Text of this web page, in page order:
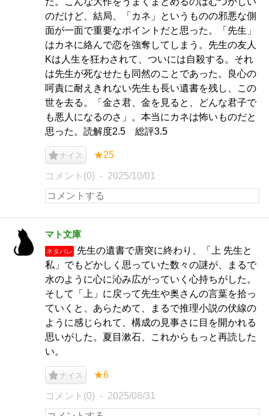
のだけど、結局、「カネ」というものの邪悪な側
面が一面で重要なポイントだと思った。「先生」
はカネに絡んで恋を強奪してしまう。先生の友人
Kは人生を狂わされて、ついには自殺する。それ
は先生が死なせたも同然のことであった。良心の
呵責に耐えきれない先生も長い遺書を残し、この
世を去る。「金さ君、金を見ると、どんな君子で
も悪人になるのさ」。本当にカネは怖いものだと
思った。読解度2.5 総評3.5
ナイス ★25
コメント(0) 2025/10/01
マト文庫
ネタバレ
先生の遺書で唐突に終わり、「上 先生と
私」でもどかしく思っていた数々の謎が、まるで
水のように心に沁み広がっていく心持ちがした。
そして「上」に戻って先生や奥さんの言葉を拾っ
ていくと、あらためて、まるで推理小説の伏線の
ように感じられて、構成の見事さに目を開かれる
思いがした。夏目漱石、これからもっと再読した
い。
ナイス ★6
コメント(0) 2025/08/31